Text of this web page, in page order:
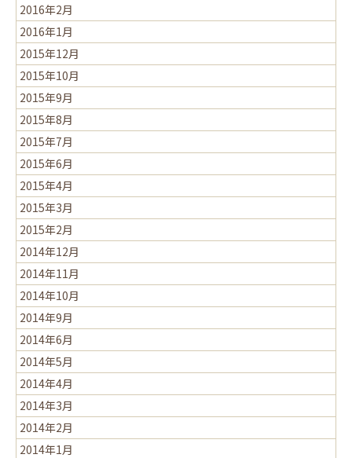
2016年2月
2016年1月
2015年12月
2015年10月
2015年9月
2015年8月
2015年7月
2015年6月
2015年4月
2015年3月
2015年2月
2014年12月
2014年11月
2014年10月
2014年9月
2014年6月
2014年5月
2014年4月
2014年3月
2014年2月
2014年1月